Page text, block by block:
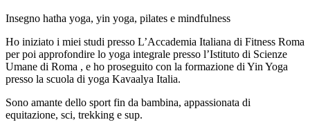
Insegno hatha yoga, yin yoga, pilates e mindfulness
Ho iniziato i miei studi presso L’Accademia Italiana di Fitness Roma
per poi approfondire lo yoga integrale presso l’Istituto di Scienze
Umane di Roma , e ho proseguito con la formazione di Yin Yoga
presso la scuola di yoga Kavaalya Italia.
Sono amante dello sport fin da bambina, appassionata di
equitazione, sci, trekking e sup.